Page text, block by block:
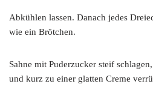
Abkühlen lassen. Danach jedes
wie ein Brötchen.
Sahne mit Puderzucker steif
und kurz zu einer glatten Creme